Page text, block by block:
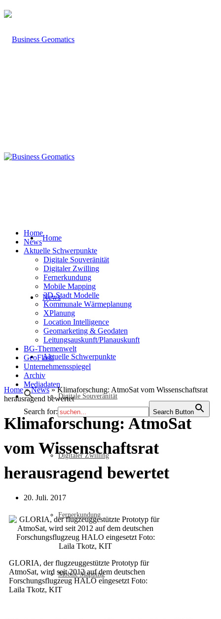
Home
News
Aktuelle Schwerpunkte
Digitale Souveränität
Digitaler Zwilling
Fernerkundung
Mobile Mapping
Home
News
Aktuelle Schwerpunkte
Digitale Souveränität
Digitaler Zwilling
Fernerkundung
Mobile Mapping
3D-Stadt Modelle
Kommunale Wärmeplanung
XPlanung
Location Intelligence
Geomarketing & Geodaten
Leitungsauskunft/Planauskunft
BG-Themenwelt
GeoFlash
Unternehmensspiegel
Archiv
Mediadaten
Search for: Search Button
Home»News»Klimaforschung: AtmoSat vom Wissenschaftsrat
herausragend bewertet
Klimaforschung: AtmoSat
vom Wissenschaftsrat
herausragend bewertet
20. Juli. 2017
GLORIA, der flugzeuggestützte Prototyp für
AtmoSat, wird seit 2012 auf dem deutschen
Forschungsflugzeug HALO eingesetzt Foto:
Laila Tkotz, KIT